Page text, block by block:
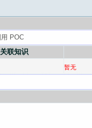
关联知识
暂无